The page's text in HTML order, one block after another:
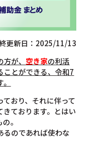
更新日：2025/11/13
方が、空き家の利活
ことができる、令和7
おり、それに伴って
ております。とはい
。
るのであれば使わな